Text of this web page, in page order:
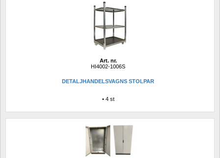
Art. nr.
HI4002-1006S
DETALJHANDELSVAGNS STOLPAR
• 4 st